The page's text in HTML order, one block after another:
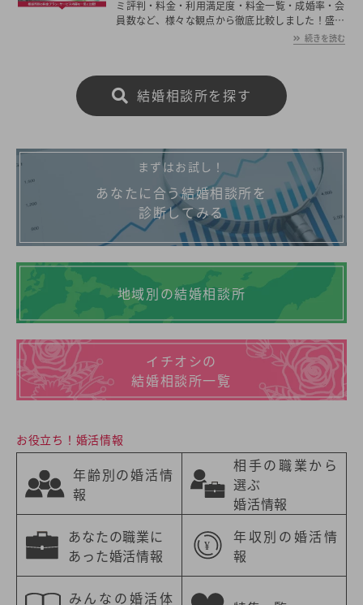
ミ評判・料金・利用満足度・料金一覧・成婚率・会
員数など、様々な観点から徹底比較しました！盛岡
の平均初婚年齢は、男性が30.2歳、女性が28.1歳と
男女共に日本全国の平均初婚年齢と比べ低い。あな
で見つけたいとお考えの方は是非ご覧ください。
続きを読む
結婚相談所を探す
まずはお試し！
あなたに合う結婚相談所を
診断してみる
地域別の結婚相談所
イチオシの
結婚相談所一覧
お役立ち！婚活情報
年齢別の婚活情
報
相手の職業から
選ぶ
婚活情報
あなたの職業に
あった婚活情報
年収別の婚活情
報
みんなの婚活体